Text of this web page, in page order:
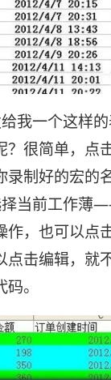
一个这样的
？很简单，
好的宏的
当前工作薄
作，也可以点
点击编辑，就
。